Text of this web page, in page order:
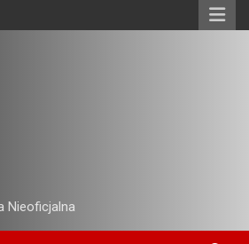
Nieoficjalna